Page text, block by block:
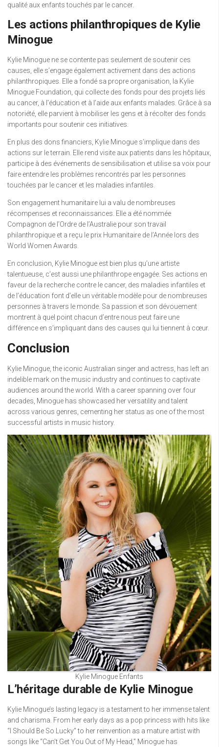
qualité aux enfants touchés par le cancer.
Les actions philanthropiques de Kylie
Minogue
Kylie Minogue ne se contente pas seulement de soutenir ces
causes, elle s’engage également activement dans des actions
philanthropiques. Elle a fondé sa propre organisation, la Kylie
Minogue Foundation, qui collecte des fonds pour des projets liés
au cancer, à l’éducation et à l’aide aux enfants malades. Grâce à sa
notoriété, elle parvient à mobiliser les gens et à récolter des fonds
importants pour soutenir ces initiatives.
En plus des dons financiers, Kylie Minogue s’implique dans des
actions sur le terrain. Elle rend visite aux patients dans les hôpitaux,
participe à des événements de sensibilisation et utilise sa voix pour
faire entendre les problèmes rencontrés par les personnes
touchées par le cancer et les maladies infantiles.
Son engagement humanitaire lui a valu de nombreuses
récompenses et reconnaissances. Elle a été nommée
Compagnon de l’Ordre de l’Australie pour son travail
philanthropique et a reçu le prix Humanitaire de l’Année lors des
World Women Awards.
En conclusion, Kylie Minogue est bien plus qu’une artiste
talentueuse, c’est aussi une philanthrope engagée. Ses actions en
faveur de la recherche contre le cancer, des maladies infantiles et
de l’éducation font d’elle un véritable modèle pour de nombreuses
personnes à travers le monde. Sa passion et son dévouement
montrent à quel point chacun d’entre nous peut faire une
différence en s’impliquant dans des causes qui lui tiennent à cœur.
Conclusion
Kylie Minogue, the iconic Australian singer and actress, has left an
indelible mark on the music industry and continues to captivate
audiences around the world. With a career spanning over four
decades, Minogue has showcased her versatility and talent
across various genres, cementing her status as one of the most
successful artists in music history.
Kylie Minogue Enfants
L’héritage durable de Kylie Minogue
Kylie Minogue’s lasting legacy is a testament to her immense talent
and charisma. From her early days as a pop princess with hits like
“I Should Be So Lucky” to her reinvention as a mature artist with
songs like “Can’t Get You Out of My Head,” Minogue has